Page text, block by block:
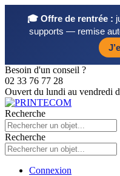
🎓 Offre de rentrée :
supports — remise
Besoin d'un conseil ?
02 33 76 77 28
Ouvert du lundi au vendredi
Recherche
Recherche
Connexion